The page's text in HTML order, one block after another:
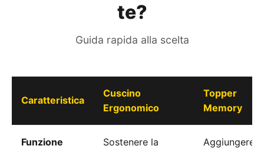
te?
Guida rapida alla scelta
Caratteristica
Cuscino
Ergonomico
Topper
Memory
Funzione
Sostenere la
Aggiungere